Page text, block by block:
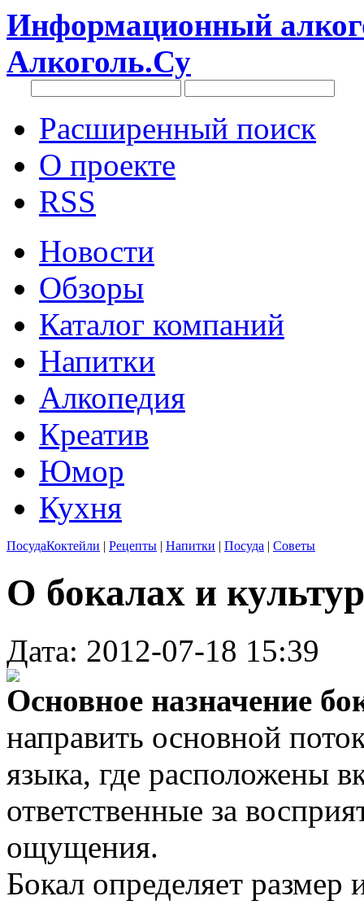
Информационный
Алкоголь.Су
Расширенный поиск
О проекте
RSS
Новости
Обзоры
Каталог компаний
Напитки
Алкопедия
Креатив
Юмор
Кухня
ПосудаКоктейли | Рецепты | Напитки | Посуда | Советы
О бокалах и
Дата: 2012-07-18 15:39
Основное назначение
направить основной
языка, где расположены
ответственные за
ощущения.
Бокал определяет